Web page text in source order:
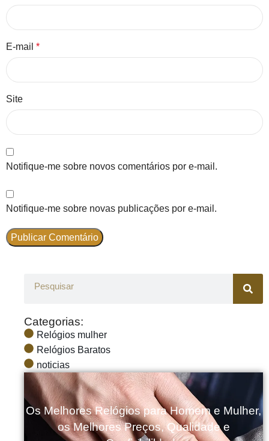
E-mail *
Site
Notifique-me sobre novos comentários por e-mail.
Notifique-me sobre novas publicações por e-mail.
Categorias:
Relógios mulher
Relógios Baratos
noticias
Os Melhores Relógios para Homem e Mulher,
os Melhores Preços, Qualidade e